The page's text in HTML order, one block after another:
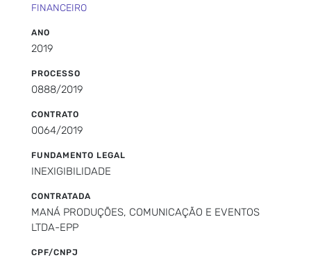
FINANCEIRO
ANO
2019
PROCESSO
0888/2019
CONTRATO
0064/2019
FUNDAMENTO LEGAL
INEXIGIBILIDADE
CONTRATADA
MANÁ PRODUÇÕES, COMUNICAÇÃO E EVENTOS
LTDA-EPP
CPF/CNPJ